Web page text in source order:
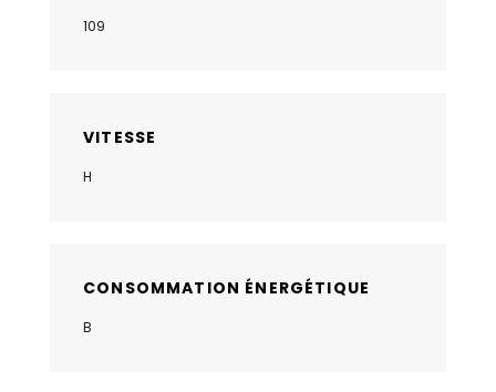
109
VITESSE
H
CONSOMMATION ÉNERGÉTIQUE
B